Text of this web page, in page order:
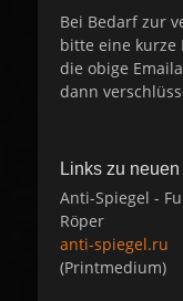
Bei Bedarf zur
bitte eine kurze
die obige
dann
Links zu
Anti-Spiegel -
Röper
anti-spiegel.ru
(Printmedium)